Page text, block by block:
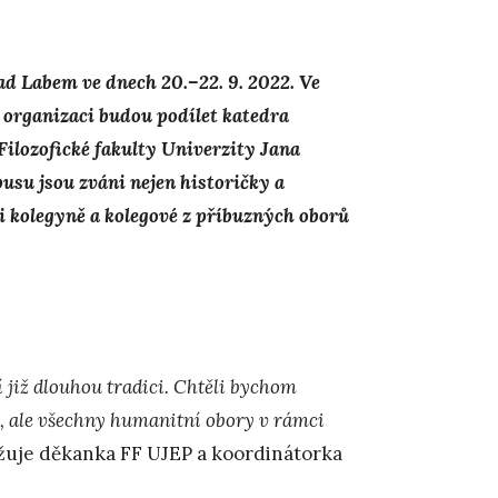
Labem ve dnech 20.–22. 9. 2022. Ve
budou podílet katedra
fakulty Univerzity Jana
jsou zváni nejen historičky a
a kolegové z příbuzných oborů
již dlouhou tradici. Chtěli bychom
ale všechny humanitní obory v rámci
děkanka FF UJEP a koordinátorka